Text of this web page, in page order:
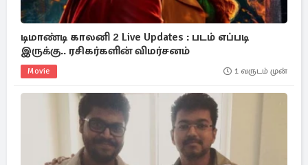
டிமாண்டி காலனி 2 Live Updates : படம் எப்படி
இருக்கு.. ரசிகர்களின் விமர்சனம்
Movie 1 வருடம் முன்